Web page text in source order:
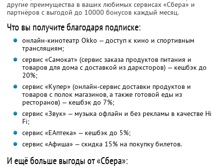
другие преимущества в ваших любимых сервисах «Сбера» и
партнёров с выгодой до 10000 бонусов каждый месяц.
Что вы получите благодаря подписке:
онлайн-кинотеатр Okko — доступ к кино и спортивным
трансляциям;
сервис «Самокат» (сервис заказа продуктов питания и
товаров для дома с доставкой из дарксторов) — кешбэк до
20%;
сервис «Купер» (онлайн-сервис доставки продуктов и
товаров с полок магазинов, а также готовой еды из
ресторанов) — кешбэк до 7%;
сервис «Звук» — музыка офлайн и без рекламы в качестве Hi
Fi;
сервис «ЕАптека» — кешбэк до 5%;
сервис «Афиша» — скидка 15% на покупку билетов.
И ещё больше выгоды от «Сбера»: